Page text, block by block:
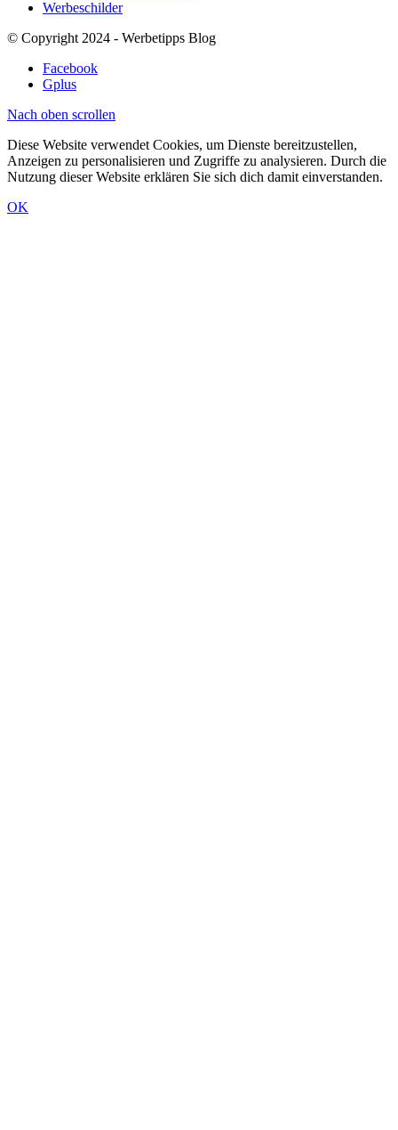
Werbeschilder
© Copyright 2024 - Werbetipps Blog
Facebook
Gplus
Nach oben scrollen
Diese Website verwendet Cookies, um Dienste bereitzustellen,
Anzeigen zu personalisieren und Zugriffe zu analysieren. Durch die
Nutzung dieser Website erklären Sie sich dich damit einverstanden.
OK